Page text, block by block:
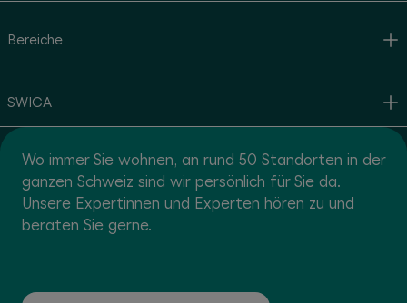
Bereiche
SWICA
Wo immer Sie wohnen, an rund 50 Standorten in der
ganzen Schweiz sind wir persönlich für Sie da.
Unsere Expertinnen und Experten hören zu und
beraten Sie gerne.